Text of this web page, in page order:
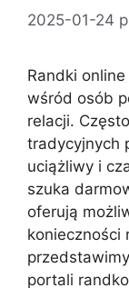
2025-01-24
Randki
wśród osób
relacji.
tradycyjnych
uciążliwy i
szuka
oferują
konieczności
portali